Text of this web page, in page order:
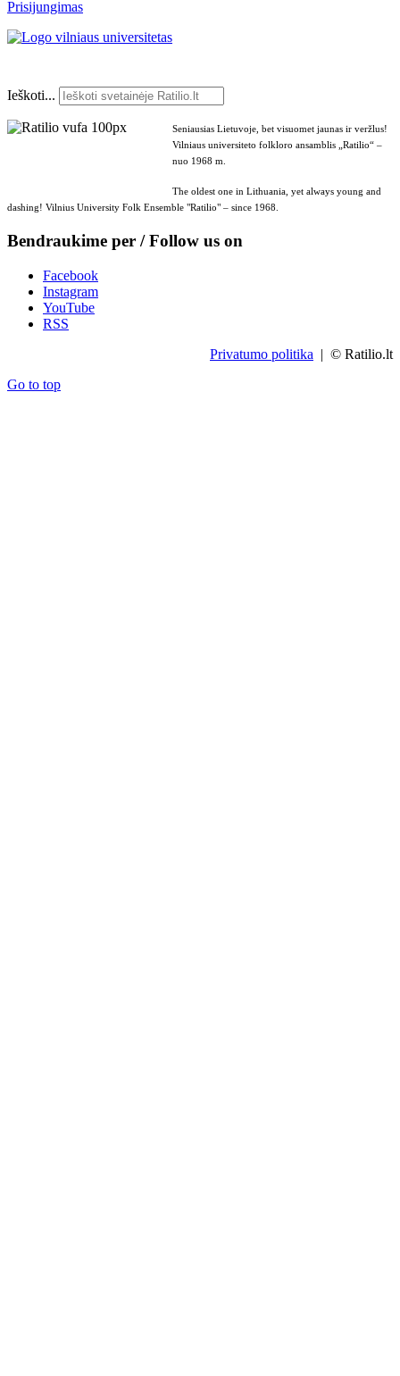
Prisijungimas
Ieškoti...
Seniausias Lietuvoje, bet visuomet jaunas ir veržlus!
Vilniaus universiteto folkloro ansamblis „Ratilio“ –
nuo 1968 m.
The oldest one in Lithuania, yet always young and
dashing! Vilnius University Folk Ensemble "Ratilio" – since 1968.
Bendraukime per / Follow us on
Facebook
Instagram
YouTube
RSS
Privatumo politika | © Ratilio.lt
Go to top